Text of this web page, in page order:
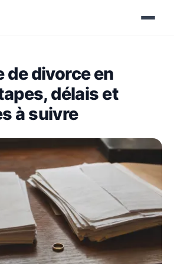
de divorce en
délais et
à suivre